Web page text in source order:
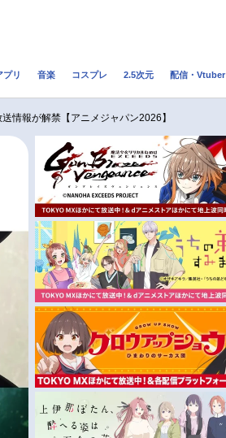
配信・Vtuber トレンド
曜日別一覧 秋アニメ
冬アニメ
プリ 音楽 コスプレ 2.5次元 配信・Vtuber
情報が解禁【アニメジャパン2026】